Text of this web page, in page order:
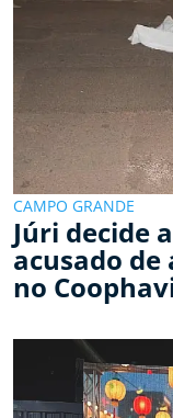
CAMPO GRANDE
Júri decide
acusado de
no